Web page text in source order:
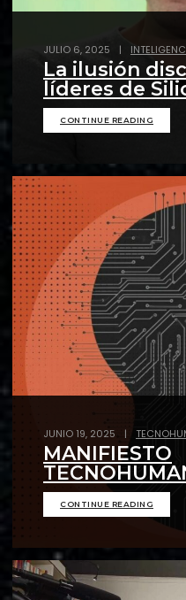
JULIO 6, 2025 |
La ilusión
líderes de
CONTINUE READING
JUNIO 19, 2025 |
MANIFIESTO
CONTINUE READING